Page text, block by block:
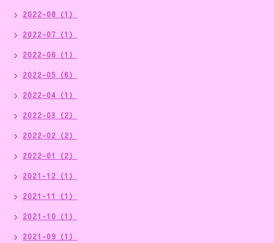
2022-08（1）
2022-07（1）
2022-06（1）
2022-05（6）
2022-04（1）
2022-03（2）
2022-02（2）
2022-01（2）
2021-12（1）
2021-11（1）
2021-10（1）
2021-09（1）